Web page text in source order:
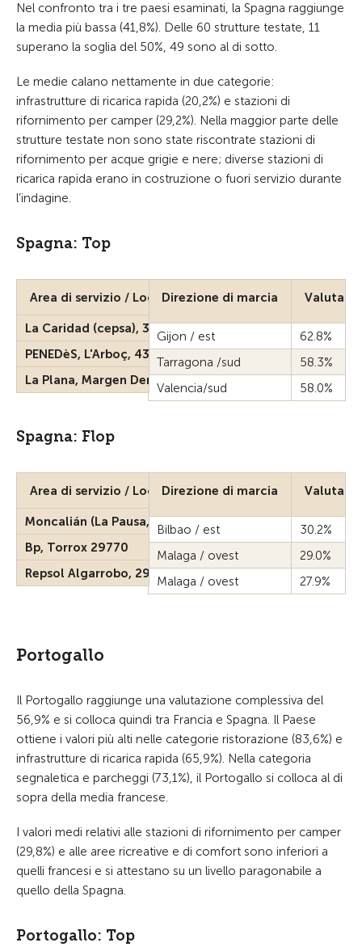
Nel confronto tra i tre paesi esaminati, la Spagna raggiunge
la media più bassa (41,8%). Delle 60 strutture testate, 11
superano la soglia del 50%, 49 sono al di sotto.
Le medie calano nettamente in due categorie:
infrastrutture di ricarica rapida (20,2%) e stazioni di
rifornimento per camper (29,2%). Nella maggior parte delle
strutture testate non sono state riscontrate stazioni di
rifornimento per acque grigie e nere; diverse stazioni di
ricarica rapida erano in costruzione o fuori servizio durante
l’indagine.
Spagna: Top
Direzione di marcia
Gijon / est
62.8%
Tarragona /sud
58.3%
Valencia/sud
58.0%
Area di servizio / Località
La Caridad (cepsa), 33789
PENEDèS, L'Arboç, 43720
La Plana, Margen Derecho, 12530 Borriana
Spagna: Flop
Direzione di marcia
Bilbao / est
30.2%
Malaga / ovest
29.0%
Malaga / ovest
27.9%
Area di servizio / Località
Moncalián (La Pausa, Repsol), 39791
Bp, Torrox 29770
Repsol Algarrobo, 29750
Portogallo
Il Portogallo raggiunge una valutazione complessiva del
56,9% e si colloca quindi tra Francia e Spagna. Il Paese
ottiene i valori più alti nelle categorie ristorazione (83,6%) e
infrastrutture di ricarica rapida (65,9%). Nella categoria
segnaletica e parcheggi (73,1%), il Portogallo si colloca al di
sopra della media francese.
I valori medi relativi alle stazioni di rifornimento per camper
(29,8%) e alle aree ricreative e di comfort sono inferiori a
quelli francesi e si attestano su un livello paragonabile a
quello della Spagna.
Portogallo: Top